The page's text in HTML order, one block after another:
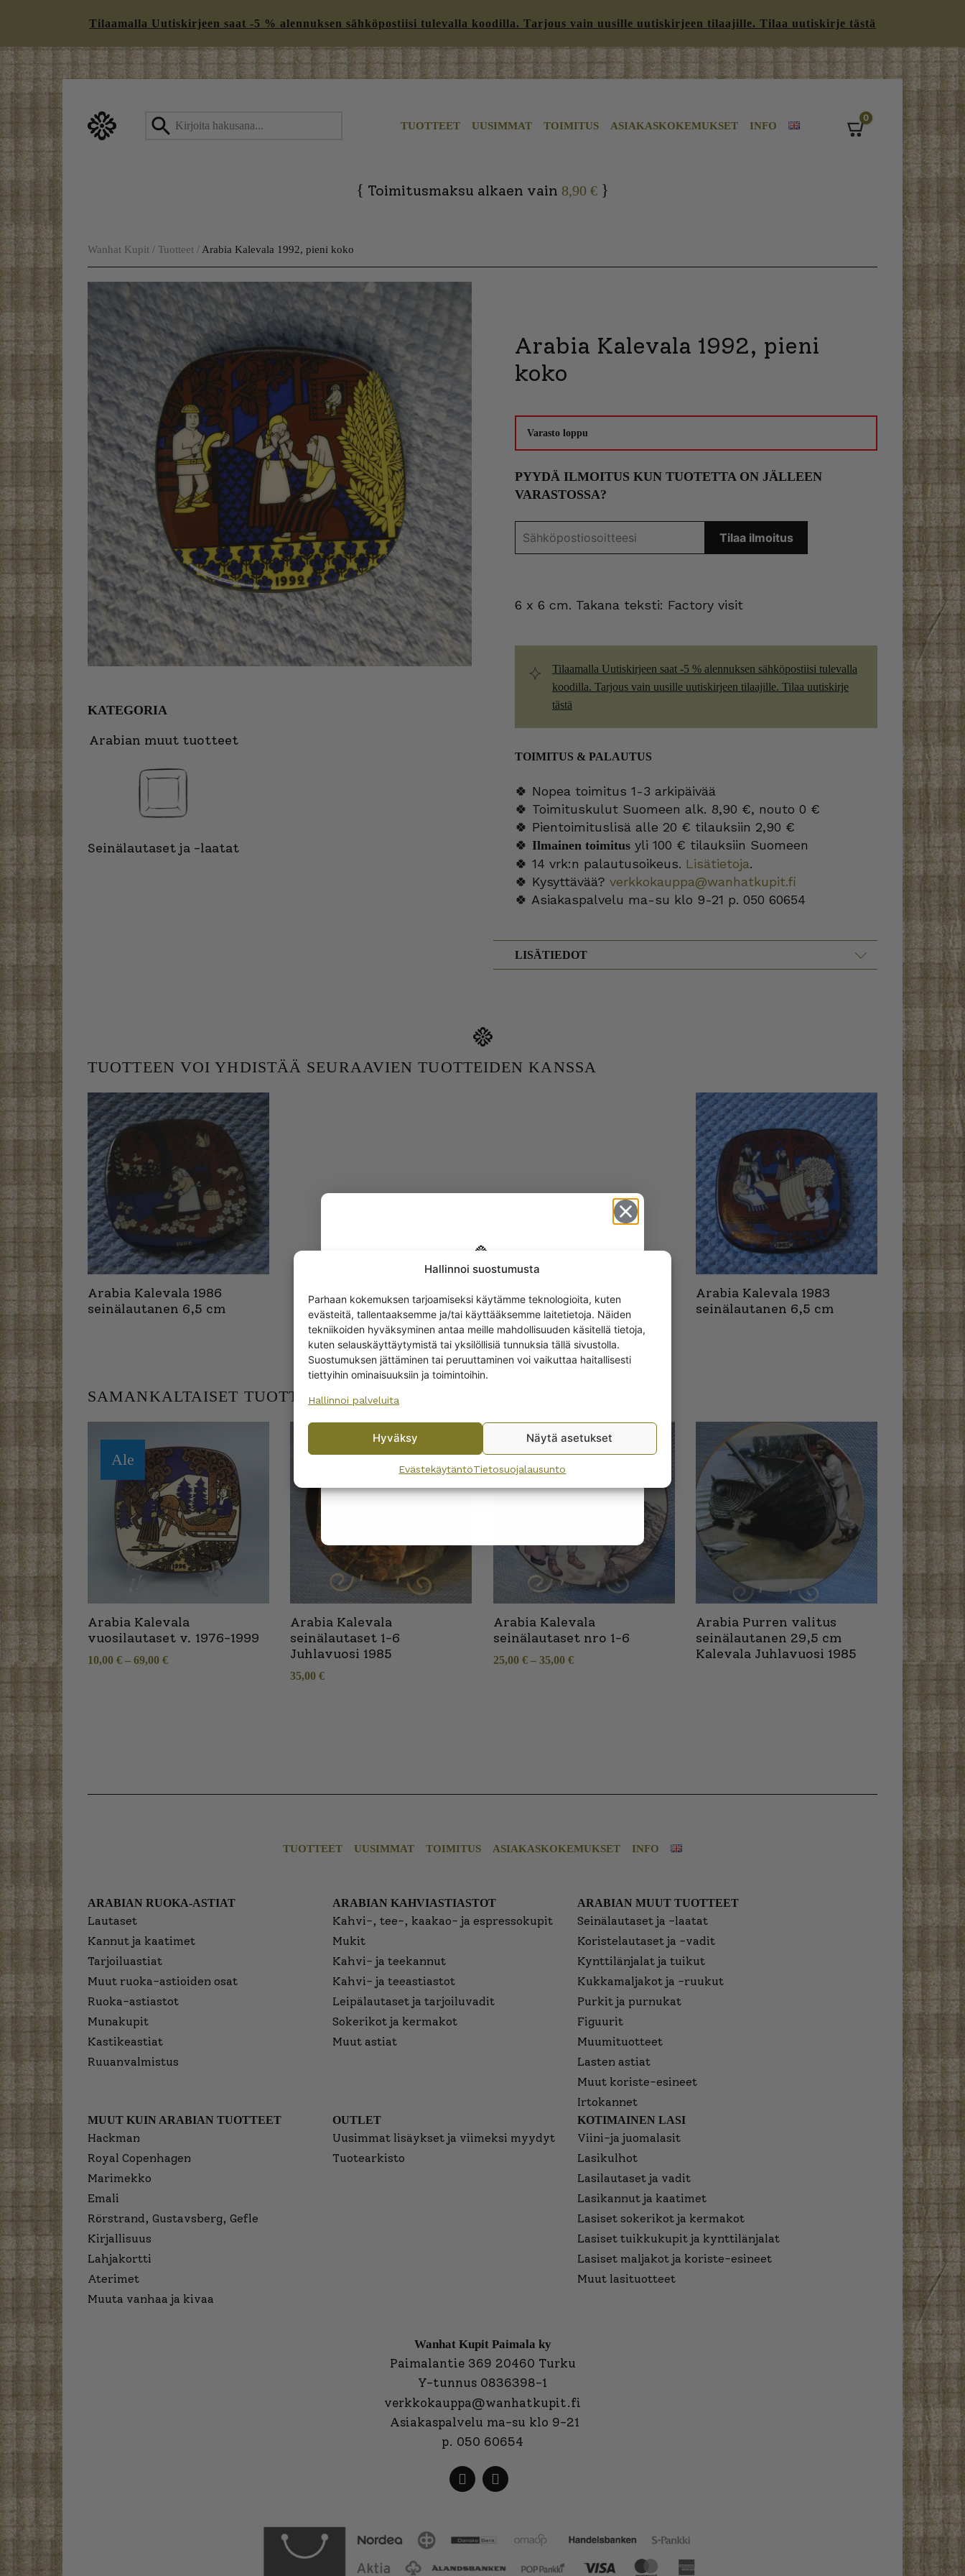
Hallinnoi suostumusta
Parhaan kokemuksen tarjoamiseksi käytämme teknologioita, kuten
evästeitä, tallentaaksemme ja/tai käyttääksemme laitetietoja. Näiden
tekniikoiden hyväksyminen antaa meille mahdollisuuden käsitellä tietoja,
kuten selauskäyttäytymistä tai yksilöllisiä tunnuksia tällä sivustolla.
Suostumuksen jättäminen tai peruuttaminen voi vaikuttaa haitallisesti
tiettyihin ominaisuuksiin ja toimintoihin.
Hallinnoi palveluita
Hyväksy Näytä asetukset
EvästekäytäntöTietosuojalausunto
Tilaamalla Uutiskirjeen saat -5 % alennuksen sähköpostiisi tulevalla koodilla. Tarjous vain uusille uutiskirjeen tilaajille. Tilaa uutiskirje tästä
to
TUOTTEET UUSIMMAT TOIMITUS ASIAKASKOKEMUKSET INFO
0
{ Toimitusmaksu alkaen vain 8,90 € }
Wanhat Kupit / Tuotteet / Arabia Kalevala 1992, pieni koko
KATEGORIA
Arabian muut tuotteet
Seinälautaset ja -laatat
Arabia Kalevala 1992, pieni
koko
Varasto loppu
PYYDÄ ILMOITUS KUN TUOTETTA ON JÄLLEEN
VARASTOSSA?
6 x 6 cm. Takana teksti: Factory visit
Tilaamalla Uutiskirjeen saat -5 % alennuksen sähköpostiisi tulevalla
koodilla. Tarjous vain uusille uutiskirjeen tilaajille. Tilaa uutiskirje
tästä
TOIMITUS & PALAUTUS
🍀 Nopea toimitus 1-3 arkipäivää
🍀 Toimituskulut Suomeen alk. 8,90 €, nouto 0 €
🍀 Pientoimituslisä alle 20 € tilauksiin 2,90 €
🍀 Ilmainen toimitusyli 100 € tilauksiin Suomeen
🍀 14 vrk:n palautusoikeus. Lisätietoja.
🍀 Kysyttävää? verkkokauppa@wanhatkupit.fi
🍀 Asiakaspalvelu ma-su klo 9-21 p. 050 60654
LISÄTIEDOT
TUOTTEEN VOI YHDISTÄÄ SEURAAVIEN TUOTTEIDEN KANSSA
Arabia Kalevala 1986
seinälautanen 6,5 cm
Arabia Kalevala 1983
seinälautanen 6,5 cm
SAMANKALTAISET TUOTTEET
Ale
Arabia Kalevala
vuosilautaset v. 1976-1999
10,00 € – 69,00 €
Arabia Kalevala
seinälautaset 1-6
Juhlavuosi 1985
35,00€
Ale
Arabia Kalevala
seinälautaset nro 1-6
25,00 €– 35,00 €
Arabia Purren valitus
seinälautanen 29,5 cm
Kalevala Juhlavuosi 1985
TUOTTEET UUSIMMAT TOIMITUS ASIAKASKOKEMUKSET INFO
ARABIAN RUOKA-ASTIAT
Lautaset
Kannut ja kaatimet
Tarjoiluastiat
Muut ruoka-astioiden osat
Ruoka-astiastot
Munakupit
Kastikeastiat
Ruuanvalmistus
ARABIAN KAHVIASTIASTOT
Kahvi-, tee-, kaakao- ja espressokupit
Mukit
Kahvi- ja teekannut
Kahvi- ja teeastiastot
Leipälautaset ja tarjoiluvadit
Sokerikot ja kermakot
Muut astiat
ARABIAN MUUT TUOTTEET
Seinälautaset ja -laatat
Koristelautaset ja -vadit
Kynttilänjalat ja tuikut
Kukkamaljakot ja -ruukut
Purkit ja purnukat
Figuurit
Muumituotteet
Lasten astiat
Muut koriste-esineet
Irtokannet
MUUT KUIN ARABIAN TUOTTEET
Hackman
Royal Copenhagen
Marimekko
Emali
Rörstrand, Gustavsberg, Gefle
Kirjallisuus
Lahjakortti
Aterimet
Muuta vanhaa ja kivaa
OUTLET
Uusimmat lisäykset ja viimeksi myydyt
Tuotearkisto
KOTIMAINEN LASI
Viini-ja juomalasit
Lasikulhot
Lasilautaset ja vadit
Lasikannut ja kaatimet
Lasiset sokerikot ja kermakot
Lasiset tuikkukupit ja kynttilänjalat
Lasiset maljakot ja koriste-esineet
Muut lasituotteet
Wanhat Kupit Paimala ky
Paimalantie 369 20460 Turku
Y-tunnus 0836398-1
verkkokauppa@wanhatkupit.fi
Asiakaspalvelu ma-su klo 9-21
p. 050 60654
Get -5%
off?
Yes! I want the discount
By subscribing to the newsletter, you consent to receiving messages from
Wanhojen kuppien and confirm that you have read and accepted